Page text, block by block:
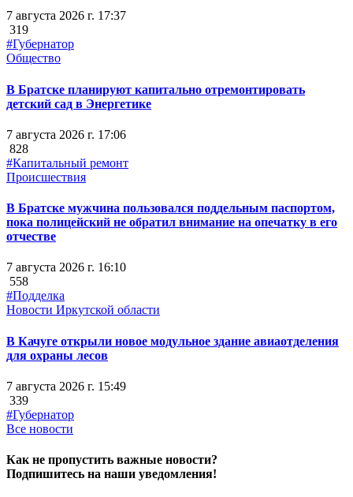
7 августа 2026 г. 17:37
319
#Губернатор
Общество
В Братске планируют капитально отремонтировать
детский сад в Энергетике
7 августа 2026 г. 17:06
828
#Капитальный ремонт
Происшествия
В Братске мужчина пользовался поддельным паспортом,
пока полицейский не обратил внимание на опечатку в его
отчестве
7 августа 2026 г. 16:10
558
#Подделка
Новости Иркутской области
В Качуге открыли новое модульное здание авиаотделения
для охраны лесов
7 августа 2026 г. 15:49
339
#Губернатор
Все новости
Как не пропустить важные новости?
Подпишитесь на наши уведомления!